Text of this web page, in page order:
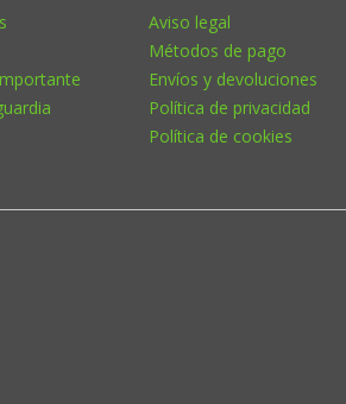
Aviso legal
Métodos de pago
Envíos y devoluciones
Política de privacidad
Política de cookies